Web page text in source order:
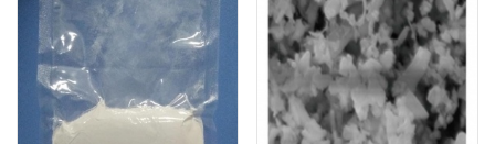
Reaktion zur Einführung der
Polymerchemie kann für die
Synthese von verwendet
werdenFullerene und Design
abgeleitete Polymere.